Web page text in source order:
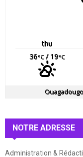
thu
36°C/ 19°C
NOTRE ADRESSE
Administration &